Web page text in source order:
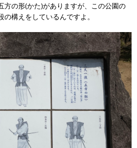
方の形(かた)がありますが、この公園の
構えをしているんですよ。